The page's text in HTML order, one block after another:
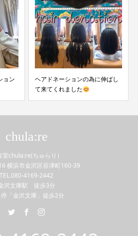
ョン
ヘアドネーションの為に伸ばし
て来てくれました
chula:re
室chula:re(ちゅらり）
横浜市金沢区谷津町160-39
TEL.080-4169-2442
沢文庫駅 徒歩3分
「金沢文庫」徒歩2分